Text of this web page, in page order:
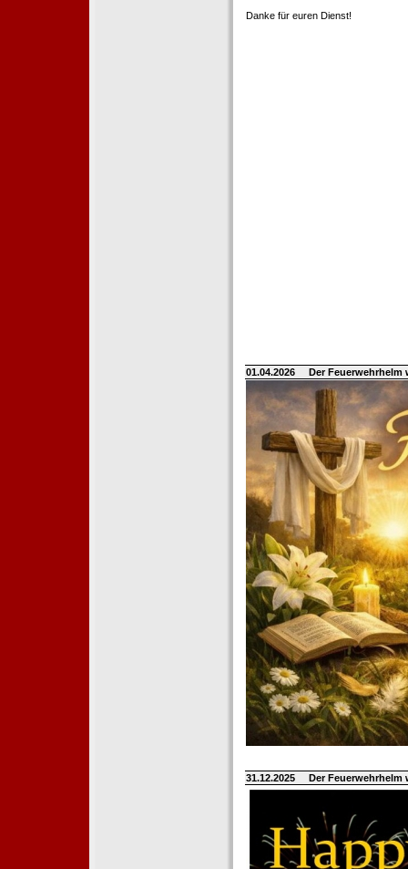
Danke für euren Dienst!
01.04.2026 Der
31.12.2025 Der